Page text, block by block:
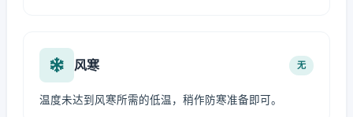
风寒 无
温度未达到风寒所需的低温，稍作防寒准备即可。